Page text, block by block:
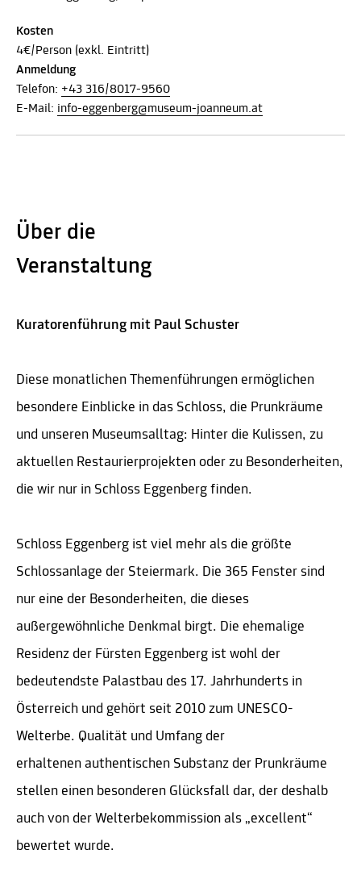
Kosten
4€/Person (exkl. Eintritt)
Anmeldung
Telefon: +43 316/8017-9560
E-Mail: info-eggenberg@museum-joanneum.at
Über die
Veranstaltung
Kuratorenführung mit Paul Schuster
Diese monatlichen Themenführungen ermöglichen
besondere Einblicke in das Schloss, die Prunkräume
und unseren Museumsalltag: Hinter die Kulissen, zu
aktuellen Restaurierprojekten oder zu Besonderheiten,
die wir nur in Schloss Eggenberg finden.
Schloss Eggenberg ist viel mehr als die größte
Schlossanlage der Steiermark. Die 365 Fenster sind
nur eine der Besonderheiten, die dieses
außergewöhnliche Denkmal birgt. Die ehemalige
Residenz der Fürsten Eggenberg ist wohl der
bedeutendste Palastbau des 17. Jahrhunderts in
Österreich und gehört seit 2010 zum UNESCO-
Welterbe. Qualität und Umfang der
erhaltenen authentischen Substanz der Prunkräume
stellen einen besonderen Glücksfall dar, der deshalb
auch von der Welterbekommission als „excellent“
bewertet wurde.